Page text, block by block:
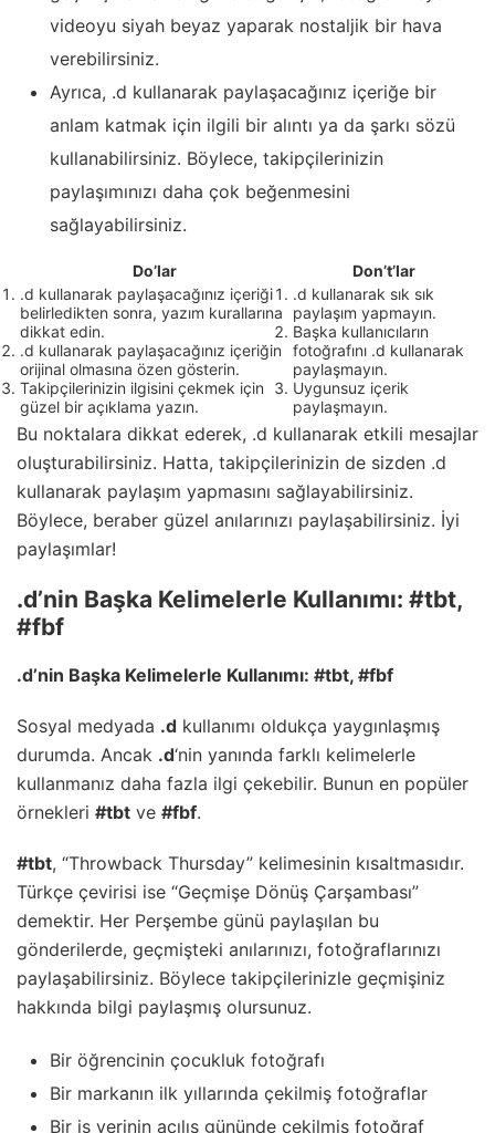
videoyu siyah beyaz yaparak nostaljik bir hava
verebilirsiniz.
Ayrıca, .d kullanarak paylaşacağınız içeriğe bir
anlam katmak için ilgili bir alıntı ya da şarkı sözü
kullanabilirsiniz. Böylece, takipçilerinizin
paylaşımınızı daha çok beğenmesini
sağlayabilirsiniz.
Do’lar
Don’t’lar
.d kullanarak paylaşacağınız içeriği
belirledikten sonra, yazım kurallarına
dikkat edin.
.d kullanarak paylaşacağınız içeriğin
orijinal olmasına özen gösterin.
Takipçilerinizin ilgisini çekmek için
güzel bir açıklama yazın.
.d kullanarak sık sık
paylaşım yapmayın.
Başka kullanıcıların
fotoğrafını .d kullanarak
paylaşmayın.
Uygunsuz içerik
paylaşmayın.
Bu noktalara dikkat ederek, .d kullanarak etkili mesajlar
oluşturabilirsiniz. Hatta, takipçilerinizin de sizden .d
kullanarak paylaşım yapmasını sağlayabilirsiniz.
Böylece, beraber güzel anılarınızı paylaşabilirsiniz. İyi
paylaşımlar!
.d’nin Başka Kelimelerle Kullanımı: #tbt,
#fbf
.d’nin Başka Kelimelerle Kullanımı: #tbt, #fbf
Sosyal medyada .d kullanımı oldukça yaygınlaşmış
durumda. Ancak .d‘nin yanında farklı kelimelerle
kullanmanız daha fazla ilgi çekebilir. Bunun en popüler
örnekleri #tbt ve #fbf.
#tbt, “Throwback Thursday” kelimesinin kısaltmasıdır.
Türkçe çevirisi ise “Geçmişe Dönüş Çarşambası”
demektir. Her Perşembe günü paylaşılan bu
gönderilerde, geçmişteki anılarınızı, fotoğraflarınızı
paylaşabilirsiniz. Böylece takipçilerinizle geçmişiniz
hakkında bilgi paylaşmış olursunuz.
Bir öğrencinin çocukluk fotoğrafı
Bir markanın ilk yıllarında çekilmiş fotoğraflar
Bir iş yerinin açılış gününde çekilmiş fotoğraf